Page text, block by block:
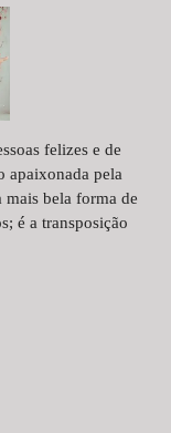
felizes e de
apaixonada pela
bela forma de
é a transposição